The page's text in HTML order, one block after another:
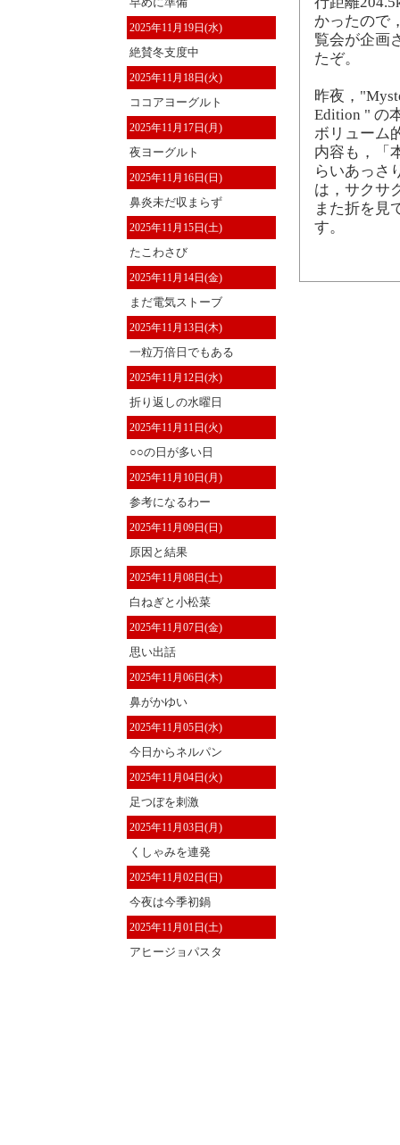
2025年11月19日(水)
絶賛冬支度中
2025年11月18日(火)
ココアヨーグルト
2025年11月17日(月)
夜ヨーグルト
2025年11月16日(日)
鼻炎未だ収まらず
2025年11月15日(土)
たこわさび
2025年11月14日(金)
まだ電気ストーブ
2025年11月13日(木)
一粒万倍日でもある
2025年11月12日(水)
折り返しの水曜日
2025年11月11日(火)
○○の日が多い日
2025年11月10日(月)
参考になるわー
2025年11月09日(日)
原因と結果
2025年11月08日(土)
白ねぎと小松菜
2025年11月07日(金)
思い出話
2025年11月06日(木)
鼻がかゆい
2025年11月05日(水)
今日からネルパン
2025年11月04日(火)
足つぼを刺激
2025年11月03日(月)
くしゃみを連発
2025年11月02日(日)
今夜は今季初鍋
2025年11月01日(土)
アヒージョパスタ
かったので
覧会が企画
たぞ。
昨夜，
Edition " の
ボリューム
内容も，「
らいあっさ
は，サクサ
また折を見
す。